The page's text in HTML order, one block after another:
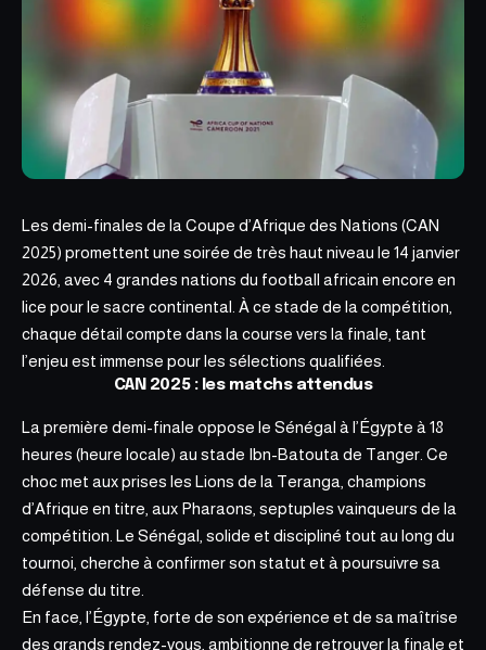
Les demi-finales de la Coupe d’Afrique des Nations (CAN
2025) promettent une soirée de très haut niveau le 14 janvier
2026, avec 4 grandes nations du football africain encore en
lice pour le sacre continental. À ce stade de la compétition,
chaque détail compte dans la course vers la finale, tant
l’enjeu est immense pour les sélections qualifiées.
CAN 2025 : les matchs attendus
La première demi-finale oppose le Sénégal à l’Égypte à 18
heures (heure locale) au stade Ibn-Batouta de Tanger. Ce
choc met aux prises les Lions de la Teranga, champions
d’Afrique en titre, aux Pharaons, septuples vainqueurs de la
compétition. Le Sénégal, solide et discipliné tout au long du
tournoi, cherche à confirmer son statut et à poursuivre sa
défense du titre.
En face, l’Égypte, forte de son expérience et de sa maîtrise
des grands rendez-vous, ambitionne de retrouver la finale et